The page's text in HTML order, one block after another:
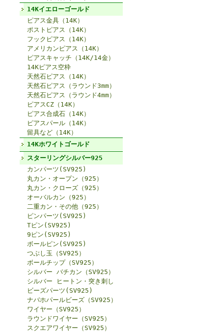
14Kイエローゴールド
ピアス金具（14K）
ポストピアス（14K）
フックピアス（14K）
アメリカンピアス（14K）
ピアスキャッチ（14K/14金）
14Kピアス空枠
天然石ピアス（14K）
天然石ピアス（ラウンド3mm）
天然石ピアス（ラウンド4mm）
ピアスCZ（14K）
ピアス合成石（14K）
ピアスパール（14K）
留具など（14K）
14Kホワイトゴールド
スターリングシルバー925
カンパーツ(SV925)
丸カン・オープン（925）
丸カン・クローズ（925）
オーバルカン（925）
二重カン・その他（925）
ピンパーツ(SV925)
Tピン(SV925)
9ピン(SV925)
ボールピン(SV925)
つぶし玉（SV925）
ボールチップ（SV925）
シルバー バチカン（SV925）
シルバー ヒートン・突き刺し
ビーズパーツ(SV925)
ナバホパールビーズ（SV925）
ワイヤー（SV925）
ラウンドワイヤー（SV925）
スクエアワイヤー（SV925）